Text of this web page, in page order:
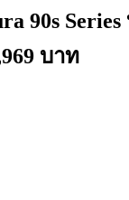
90s
บาท